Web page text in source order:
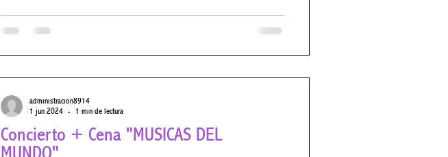
Concierto + Cena "MÚSICAS DEL
administracion8914
1 jun 2024
1 min de lectura